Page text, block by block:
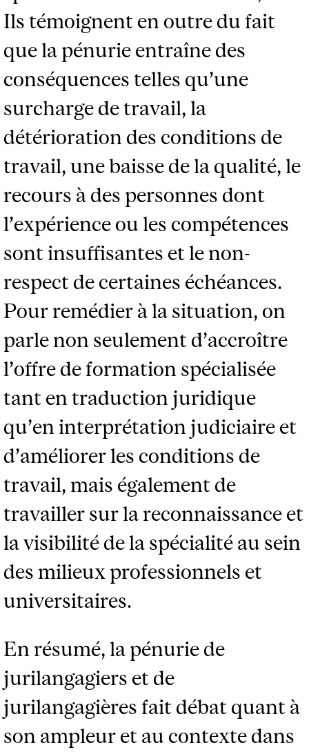
Ils témoignent en outre du fait
que la pénurie entraîne des
conséquences telles qu’une
surcharge de travail, la
détérioration des conditions de
travail, une baisse de la qualité, le
recours à des personnes dont
l’expérience ou les compétences
sont insuffisantes et le non-
respect de certaines échéances.
Pour remédier à la situation, on
parle non seulement d’accroître
l’offre de formation spécialisée
tant en traduction juridique
qu’en interprétation judiciaire et
d’améliorer les conditions de
travail, mais également de
travailler sur la reconnaissance et
la visibilité de la spécialité au sein
des milieux professionnels et
universitaires.
En résumé, la pénurie de
jurilangagiers et de
jurilangagières fait débat quant à
son ampleur et au contexte dans